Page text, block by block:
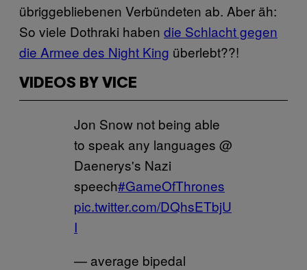
übriggebliebenen Verbündeten ab. Aber äh:
So viele Dothraki haben die Schlacht gegen
die Armee des Night King überlebt??!
VIDEOS BY VICE
Jon Snow not being able
to speak any languages @
Daenerys's Nazi
speech#GameOfThrones
pic.twitter.com/DQhsETbjU
I
— average bipedal